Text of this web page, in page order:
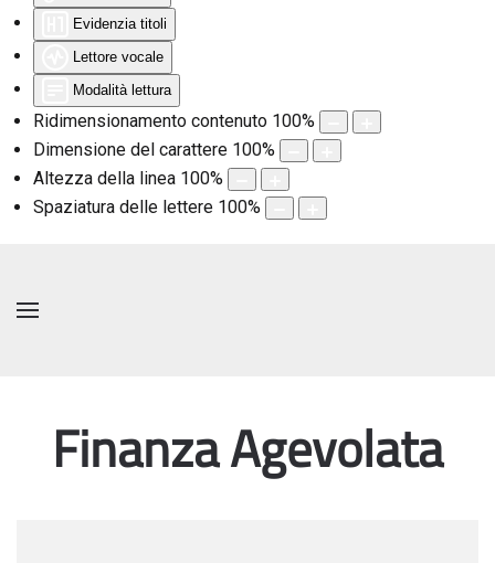
Evidenzia titoli
Lettore vocale
Modalità lettura
Ridimensionamento contenuto 100%
Dimensione del carattere 100%
Altezza della linea 100%
Spaziatura delle lettere 100%
Finanza Agevolata